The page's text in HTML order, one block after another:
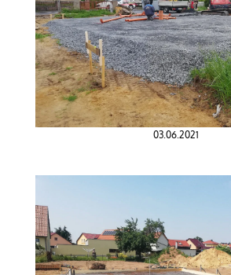
03.06.2021